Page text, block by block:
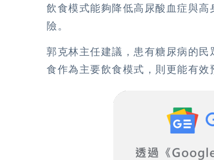
飲食模式能夠降低高尿酸血症與
險。
郭克林主任建議，患有糖尿病的
食作為主要飲食模式，則更能有效